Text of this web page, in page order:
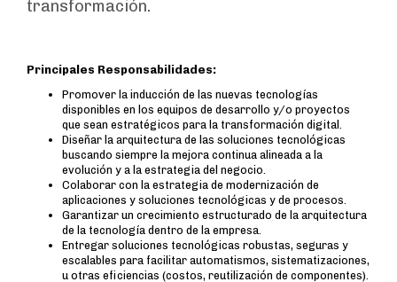
transformación.
Principales Responsabilidades:
Promover la inducción de las nuevas tecnologías
disponibles en los equipos de desarrollo y/o proyectos
que sean estratégicos para la transformación digital.
Diseñar la arquitectura de las soluciones tecnológicas
buscando siempre la mejora continua alineada a la
evolución y a la estrategia del negocio.
Colaborar con la estrategia de modernización de
aplicaciones y soluciones tecnológicas y de procesos.
Garantizar un crecimiento estructurado de la arquitectura
de la tecnología dentro de la empresa.
Entregar soluciones tecnológicas robustas, seguras y
escalables para facilitar automatismos, sistematizaciones,
u otras eficiencias (costos, reutilización de componentes).